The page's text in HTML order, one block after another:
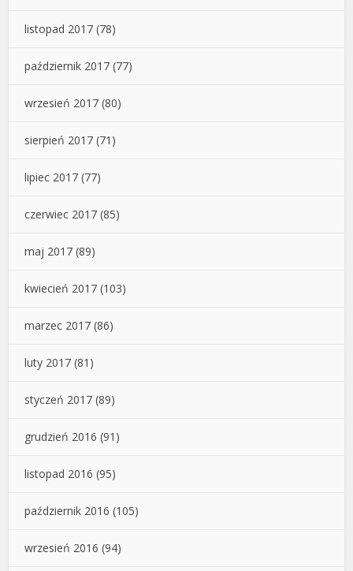
listopad 2017 (78)
październik 2017 (77)
wrzesień 2017 (80)
sierpień 2017 (71)
lipiec 2017 (77)
czerwiec 2017 (85)
maj 2017 (89)
kwiecień 2017 (103)
marzec 2017 (86)
luty 2017 (81)
styczeń 2017 (89)
grudzień 2016 (91)
listopad 2016 (95)
październik 2016 (105)
wrzesień 2016 (94)